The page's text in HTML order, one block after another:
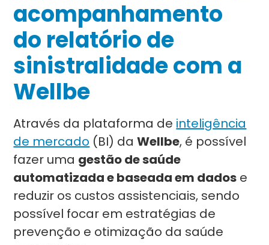
acompanhamento
do relatório de
sinistralidade com a
Wellbe
Através da plataforma de inteligência
de mercado (BI) daWellbe, é possível
fazer uma gestão de saúde
automatizada e baseada em dados e
reduzir os custos assistenciais, sendo
possível focar em estratégias de
prevenção e otimização da saúde